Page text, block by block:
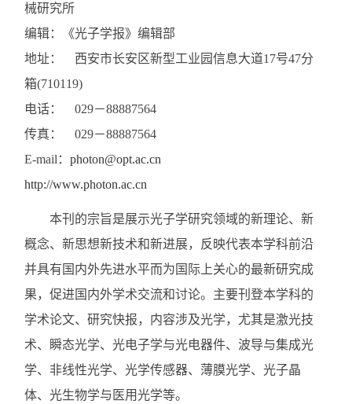
械研究所
编辑：
《光子学报》编辑部
地址： 西安市长安区新型工业园信息大道17号47分
箱(710119)
电话： 029－88887564
传真： 029－88887564
E-mail： photon@opt.ac.cn
http://www.photon.ac.cn
本刊的宗旨是展示光子学研究领域的新理论、新
概念、新思想新技术和新进展，反映代表本学科前沿
并具有国内外先进水平而为国际上关心的最新研究成
果，促进国内外学术交流和讨论。主要刊登本学科的
学术论文、研究快报，内容涉及光学，尤其是激光技
术、瞬态光学、光电子学与光电器件、波导与集成光
学、非线性光学、光学传感器、薄膜光学、光子晶
体、光生物学与医用光学等。